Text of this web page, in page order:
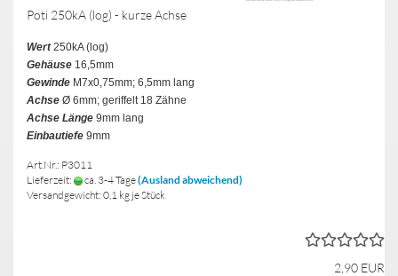
Poti 250kA (log) - kurze Achse
Wert250kA (log)
Gehäuse 16,5mm
Gewinde M7x0,75mm; 6,5mm lang
Achse Ø 6mm; geriffelt 18 Zähne
Achse Länge 9mm lang
Einbautiefe 9mm
Art.Nr.: P3011
Lieferzeit:
ca. 3-4 Tage(Ausland abweichend)
Versandgewicht: 0,1 kg je Stück
2,90 EUR